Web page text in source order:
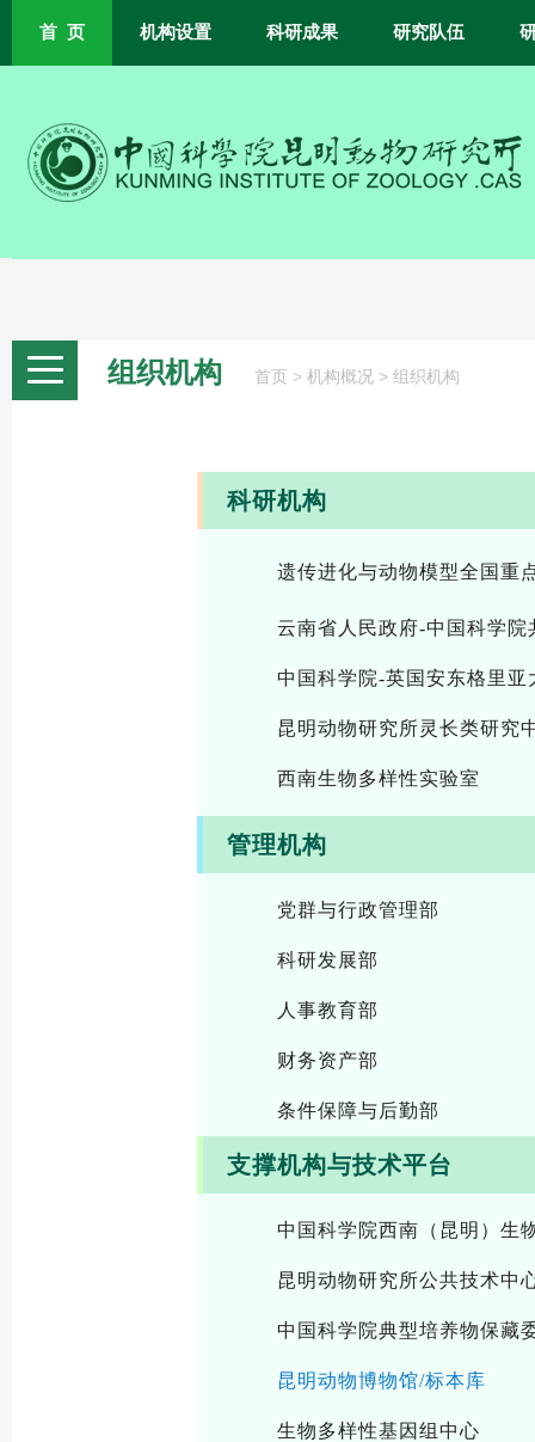
首 页 机构设置 科研成果 研究队伍
组织机构 首页 > 机构概况 > 组织机构
科研机构
遗传进化与动物模型全国重
云南省人民政府-中国科学
中国科学院-英国安东格里
昆明动物研究所灵长类研究
西南生物多样性实验室
管理机构
党群与行政管理部
科研发展部
人事教育部
财务资产部
条件保障与后勤部
支撑机构与技术平台
中国科学院西南（昆明）生
昆明动物研究所公共技术中
中国科学院典型培养物保藏
昆明动物博物馆/标本库
生物多样性基因组中心